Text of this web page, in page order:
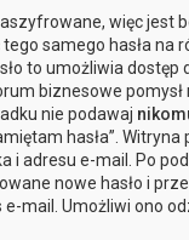
więc jest
samego hasła na
to umożliwia dostęp
biznesowe pomysł
nie podawaj
hasła”. Witryna
i adresu e-mail. Po
nowe hasło i
mail. Umożliwi ono